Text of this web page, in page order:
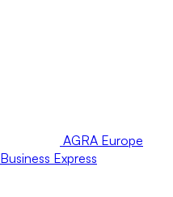
AGRA Europe
Business Express